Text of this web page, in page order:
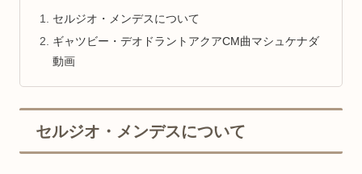
セルジオ・メンデスについて
ギャツビー・デオドラントアクアCM曲マシュケナダ
動画
セルジオ・メンデスについて